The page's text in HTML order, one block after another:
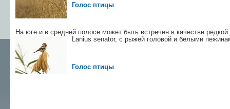
Голос птицы
На юге и в средней полосе может быть встречен в качестве
Lanius senator, с рыжей головой и белыми
Голос птицы